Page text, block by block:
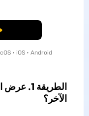
• iOS • Android
الآخر؟